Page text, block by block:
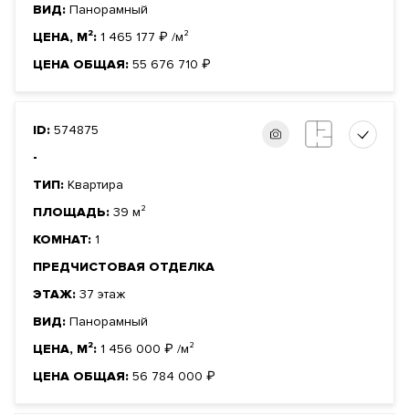
ВИД: Панорамный
ЦЕНА, М²: 1 465 177 ₽ /м²
ЦЕНА ОБЩАЯ: 55 676 710 ₽
ID: 574875
-
ТИП: Квартира
ПЛОЩАДЬ: 39 м²
КОМНАТ: 1
ПРЕДЧИСТОВАЯ ОТДЕЛКА
ЭТАЖ: 37 этаж
ВИД: Панорамный
ЦЕНА, М²: 1 456 000 ₽ /м²
ЦЕНА ОБЩАЯ: 56 784 000 ₽